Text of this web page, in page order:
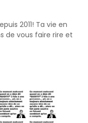
2011! Ta vie en
de vous faire rire et